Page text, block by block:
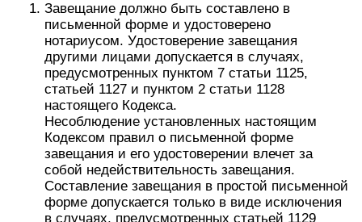
Завещание должно быть составлено в
письменной форме и удостоверено
нотариусом. Удостоверение завещания
другими лицами допускается в случаях,
предусмотренных пунктом 7 статьи 1125,
статьей 1127 и пунктом 2 статьи 1128
настоящего Кодекса.
Несоблюдение установленных настоящим
Кодексом правил о письменной форме
завещания и его удостоверении влечет за
собой недействительность завещания.
Составление завещания в простой письменной
форме допускается только в виде исключения
в случаях, предусмотренных статьей 1129